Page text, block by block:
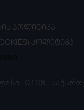
ᲞᲝᲚᲘᲢᲘᲙᲐ
ᲞᲝᲚᲘᲢᲘᲙᲐ
0108,